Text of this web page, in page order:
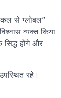
से ग्लोबल”
व्यक्त किया
होंगे और
रहे।